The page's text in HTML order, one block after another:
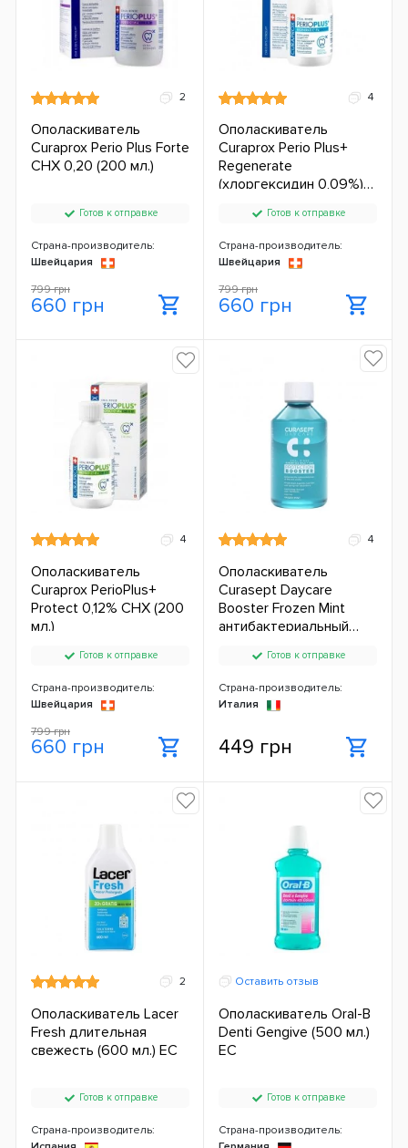
2
Ополаскиватель
Curaprox Perio Plus Forte
CHX 0,20 (200 мл.)
Готов к отправке
Страна-производитель:
Швейцария
799 грн
660 грн
4
Ополаскиватель
Curaprox Perio Plus+
Regenerate
(хлоргексидин 0,09%)
Готов к отправке
Страна-производитель:
Швейцария
799 грн
660 грн
4
Ополаскиватель
Curaprox PerioPlus+
Protect 0,12% CHX (200
мл.)
Готов к отправке
Страна-производитель:
Швейцария
799 грн
660 грн
4
Ополаскиватель
Curasept Daycare
Booster Frozen Mint
антибактериальный
Готов к отправке
Страна-производитель:
Италия
449 грн
2
Ополаскиватель Lacer
Fresh длительная
свежесть (600 мл.) ЕС
Готов к отправке
Страна-производитель:
Оставить отзыв
Ополаскиватель Oral-B
Denti Gengive (500 мл.)
ЕС
Готов к отправке
Страна-производитель: